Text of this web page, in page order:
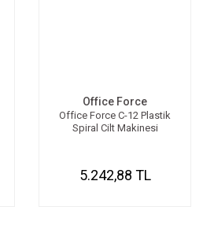
Office Force
Office Force C-12 Plastik
Spiral Cilt Makinesi
5.242,88 TL